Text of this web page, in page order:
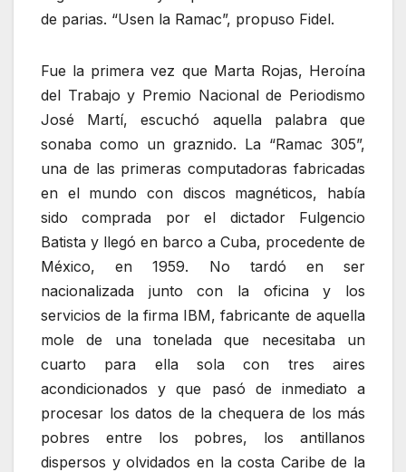
de parias. “Usen la Ramac”, propuso Fidel.
Fue la primera vez que Marta Rojas, Heroína
del Trabajo y Premio Nacional de Periodismo
José Martí, escuchó aquella palabra que
sonaba como un graznido. La “Ramac 305”,
una de las primeras computadoras fabricadas
en el mundo con discos magnéticos, había
sido comprada por el dictador Fulgencio
Batista y llegó en barco a Cuba, procedente de
México, en 1959. No tardó en ser
nacionalizada junto con la oficina y los
servicios de la firma IBM, fabricante de aquella
mole de una tonelada que necesitaba un
cuarto para ella sola con tres aires
acondicionados y que pasó de inmediato a
procesar los datos de la chequera de los más
pobres entre los pobres, los antillanos
dispersos y olvidados en la costa Caribe de la